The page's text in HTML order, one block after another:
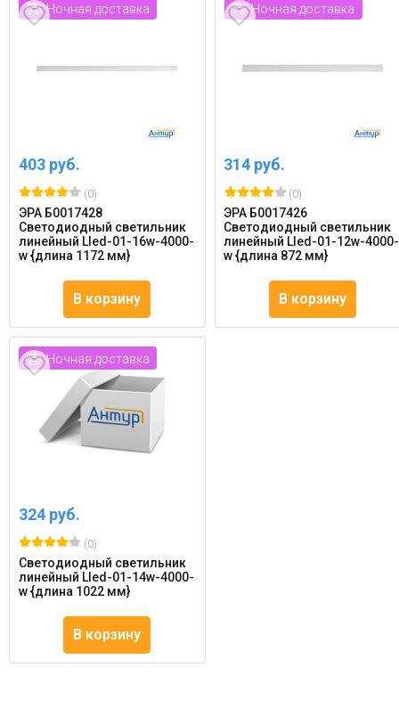
Ночная доставка
403 руб.
(0)
ЭРА Б0017428
Светодиодный светильник
линейный Lled-01-16w-4000-
w {длина 1172 мм}
В корзину
Ночная доставка
314 руб.
(0)
ЭРА Б0017426
Светодиодный светильник
линейный Lled-01-12w-4000-
w {длина 872 мм}
В корзину
Ночная доставка
324 руб.
(0)
Светодиодный светильник
линейный Lled-01-14w-4000-
w {длина 1022 мм}
В корзину